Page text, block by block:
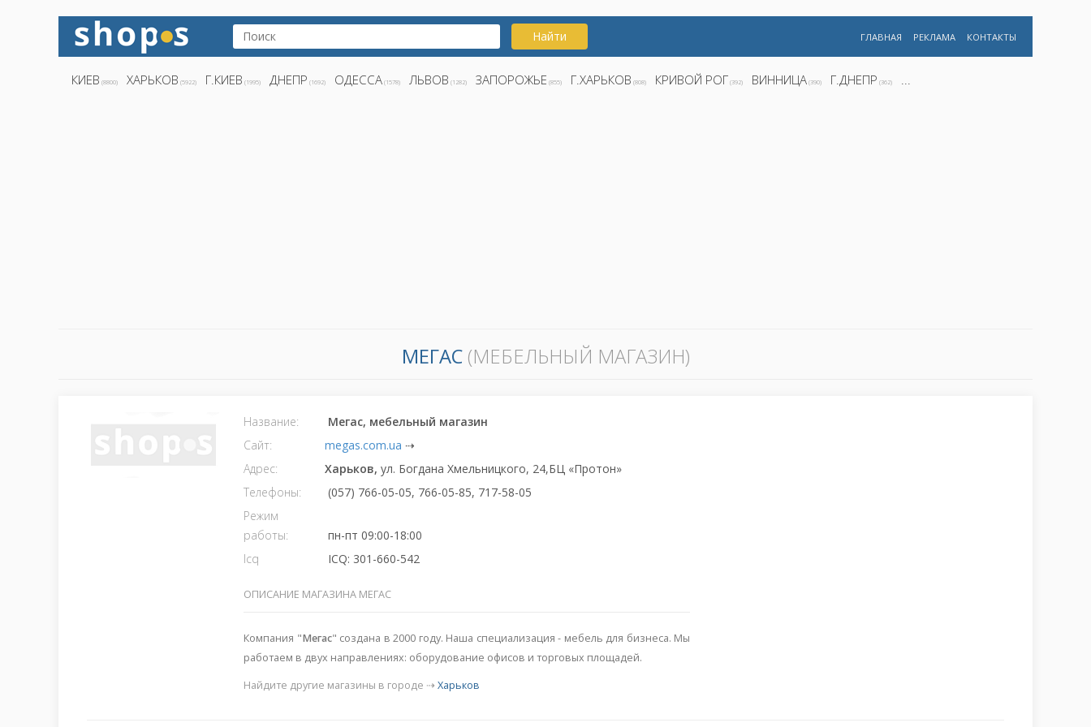
Найти ГЛАВНАЯ РЕКЛАМА КОНТАКТЫ
КИЕВ (8800) ХАРЬКОВ (5922) Г.КИЕВ (1995) ДНЕПР (1692) ОДЕССА (1578) ЛЬВОВ (1282) ЗАПОРОЖЬЕ (855) Г.ХАРЬКОВ (808) КРИВОЙ РОГ (392) ВИННИЦА (390) Г.ДНЕПР (362) ...
МЕГАС (МЕБЕЛЬНЫЙ МАГАЗИН)
Название:
Мегас, мебельный магазин
Сайт:
megas.com.ua ⇢
Адрес:
Харьков,ул. Богдана Хмельницкого, 24,БЦ «Протон»
Телефоны:
(057) 766-05-05, 766-05-85, 717-58-05
Режим
работы:
пн-пт 09:00-18:00
Icq
ICQ: 301-660-542
ОПИСАНИЕ МАГАЗИНА МЕГАС
Компания "Мегас" создана в 2000 году. Наша специализация - мебель для бизнеса. Мы
работаем в двух направлениях: оборудование офисов и торговых площадей.
Найдите другие магазины в городе ⇢Харьков